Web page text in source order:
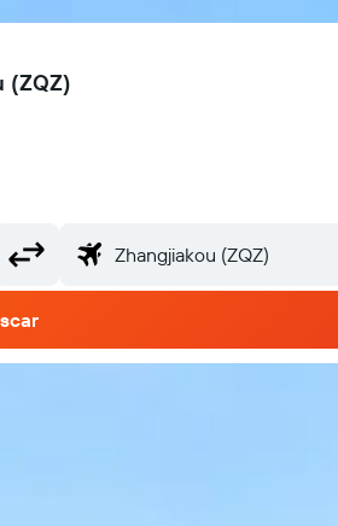
(ZQZ)